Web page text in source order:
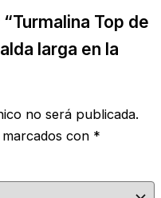
Top de
larga en la
no será publicada.
con *